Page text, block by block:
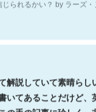
解説していて素晴らし
いてあることだけど、
の手の記事に珍しく、